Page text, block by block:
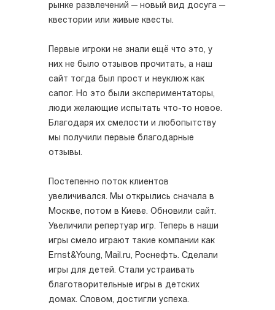
рынке развлечений — новый вид досуга —
квестории или живые квесты.
Первые игроки не знали ещё что это, у
них не было отзывов прочитать, а наш
сайт тогда был прост и неуклюж как
сапог. Но это были экспериментаторы,
люди желающие испытать что-то новое.
Благодаря их смелости и любопытству
мы получили первые благодарные
отзывы.
Постепенно поток клиентов
увеличивался. Мы открылись сначала в
Москве, потом в Киеве. Обновили сайт.
Увеличили репертуар игр. Теперь в наши
игры смело играют такие компании как
Ernst&Young, Mail.ru, Роснефть. Сделали
игры для детей. Стали устраивать
благотворительные игры в детских
домах. Словом, достигли успеха.